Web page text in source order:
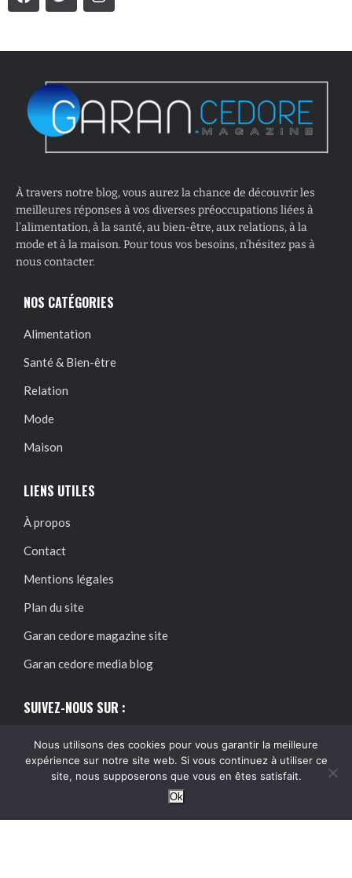
À travers notre blog, vous aurez la chance de découvrir les
meilleures réponses à vos diverses préoccupations liées à
l’alimentation, à la santé, au bien-être, aux relations, à la
mode et à la maison. Pour tous vos besoins, n’hésitez pas à
nous contacter.
NOS CATÉGORIES
Alimentation
Santé & Bien-être
Relation
Mode
Maison
LIENS UTILES
À propos
Contact
Mentions légales
Plan du site
Garan cedore magazine site
Garan cedore media blog
SUIVEZ-NOUS SUR :
Nous utilisons des cookies pour vous garantir la meilleure
expérience sur notre site web. Si vous continuez à utiliser ce
site, nous supposerons que vous en êtes satisfait.
Ok